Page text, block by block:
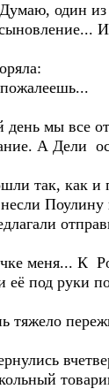
Думаю, один
мы все
А Дели
так, как и
Поулину
меня... К
её под руки
тяжело